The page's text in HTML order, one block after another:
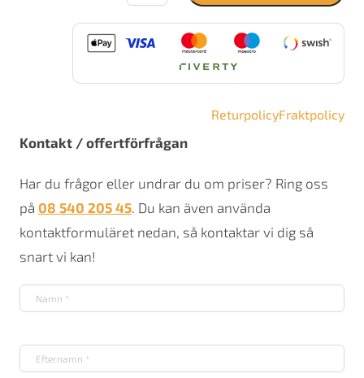
Exclusive
mängd
ReturpolicyFraktpolicy
Kontakt / offertförfrågan
Har du frågor eller undrar du om priser? Ring oss
på 08 540 205 45. Du kan även använda
kontaktformuläret nedan, så kontaktar vi dig så
snart vi kan!